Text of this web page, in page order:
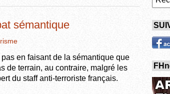
sémantique
en faisant de la sémantique que
de terrain, au contraire, malgré les
du staff anti-terroriste français.